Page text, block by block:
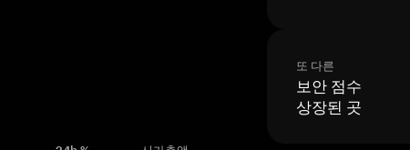
또 다른
보안 점수
상장된 곳